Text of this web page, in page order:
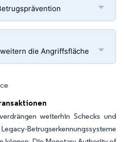
die Angriffsfläche
weiterhin Schecks und
Betrugserkennungssysteme